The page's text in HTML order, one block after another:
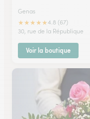
Genas
★★★★★4.8 (67)
30, rue de la République
Voir la boutique